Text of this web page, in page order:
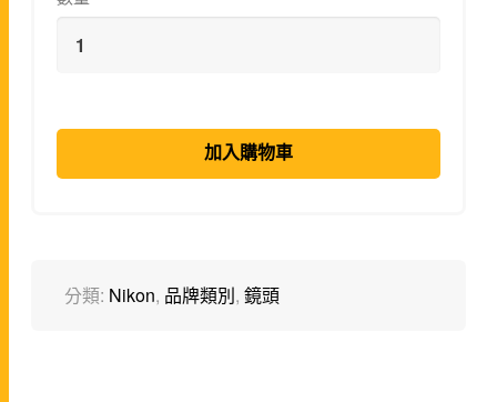
加入購物車
分類: Nikon, 品牌類別,鏡頭